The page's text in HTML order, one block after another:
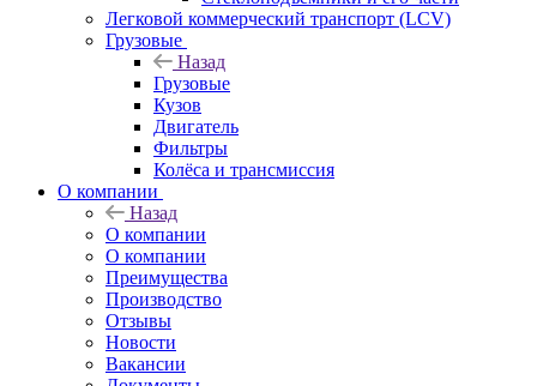
Легковой коммерческий транспорт (LCV)
Грузовые
Назад
Грузовые
Кузов
Двигатель
Фильтры
Колёса и трансмиссия
О компании
Назад
О компании
О компании
Преимущества
Производство
Отзывы
Новости
Вакансии